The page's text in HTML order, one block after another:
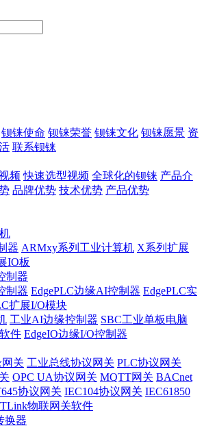
钡铼使命 钡铼荣誉 钡铼文化 钡铼愿景 资
联系钡铼
频 快速选型视频 全球化的钡铼 产品介
品牌优势 技术优势 产品优势
器 ARMxy系列工业计算机 X系列扩展
IO板
制器
制器 EdgePLC边缘AI控制器 EdgePLC实
扩展I/O模块
工业AI边缘控制器 SBC工业单板电脑
件 EdgeIO边缘I/O控制器
网关 工业总线协议网关 PLC协议网关
OPC UA协议网关 MQTT网关 BACnet
协议网关 IEC104协议网关 IEC61850
物联网关软件
换器